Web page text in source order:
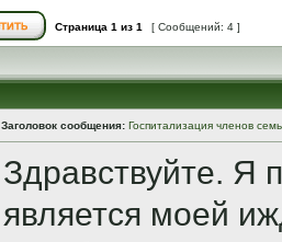
Страница 1 из 1 [ Сообщений: 4 ]
Заголовок сообщения: Госпитализация членов
Здравствуйте. Я
является моей